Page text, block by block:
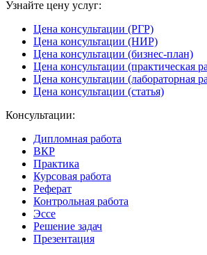
Узнайте цену услуг:
Цена консультации (РГР)
Цена консультации (НИР)
Цена консультации (бизнес-план)
Цена консультации (практическая
Цена консультации (лабораторная
Цена консультации (статья)
Консультации:
Дипломная работа
ВКР
Практика
Курсовая работа
Реферат
Контрольная работа
Эссе
Решение задач
Презентация